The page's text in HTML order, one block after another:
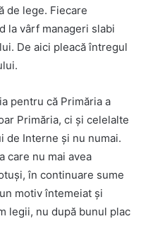
de lege. Fiecare
la vârf manageri slabi
De aici pleacă întregul
pentru că Primăria a
Primăria, ci și celelalte
Interne și nu numai.
care nu mai avea
în continuare sume
motiv întemeiat și
legii, nu după bunul plac